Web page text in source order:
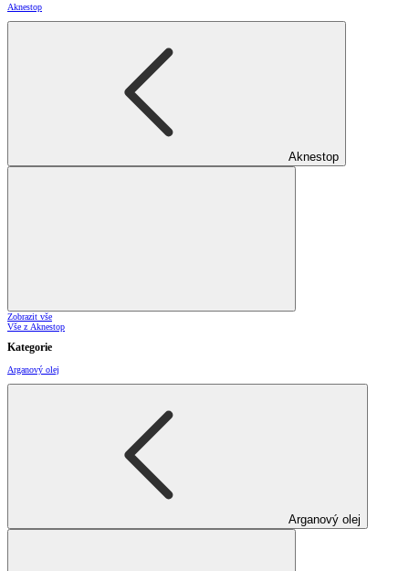
Aknestop
Aknestop
Zobrazit vše
Vše z Aknestop
Kategorie
Arganový olej
Arganový olej